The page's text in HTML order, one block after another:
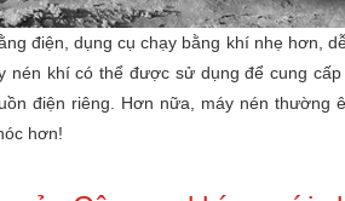
điện, dụng cụ chạy bằng khí nhẹ hơn,
nén khí có thể được sử dụng để cung
điện riêng. Hơn nữa, máy nén
hơn!